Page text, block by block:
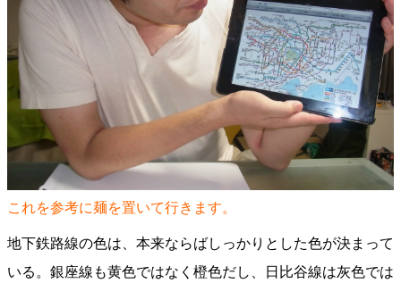
これを参考に麺を置いて行きます。
地下鉄路線の色は、本来ならばしっかりとした色が決まって
いる。銀座線も黄色ではなく橙色だし、日比谷線は灰色では